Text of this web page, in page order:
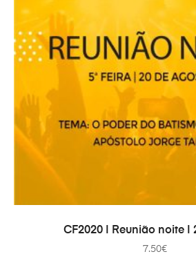
IN DEN
CF2020 | Reunião noite |
7.50€